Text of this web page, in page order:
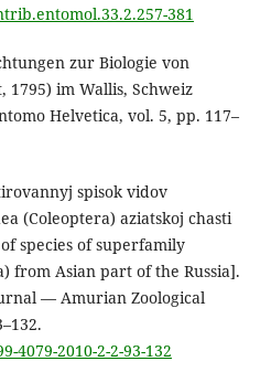
381
zur Biologie von
1795) im Wallis, Schweiz
Helvetica, vol. 5, pp. 117–
spisok vidov
(Coleoptera) aziatskoj chasti
species of superfamily
from Asian part of the Russia].
— Amurian Zoological
4079-2010-2-2-93-132